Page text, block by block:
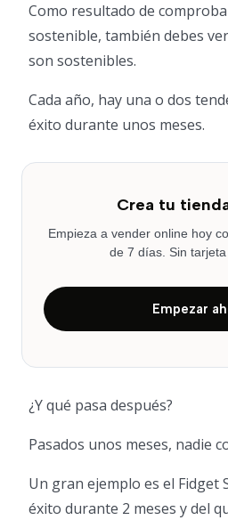
Como resultado de
sostenible, también debes
son sostenibles.
Cada año, hay una o dos
éxito durante unos meses.
Crea tu
Empieza a vender online hoy
de 7 días. Sin tarjeta
Empezar
¿Y qué pasa después?
Pasados unos meses, nadie
Un gran ejemplo es el Fidget
éxito durante 2 meses y del